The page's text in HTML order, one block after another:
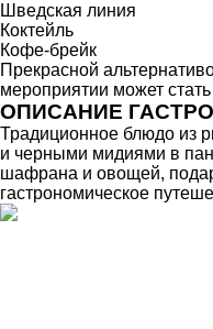
Шведская линия
Коктейль
Кофе-брейк
Прекрасной
мероприятии может
ОПИСАНИЕ
Традиционное блюдо из
и черными мидиями в
шафрана и овощей,
гастрономическое